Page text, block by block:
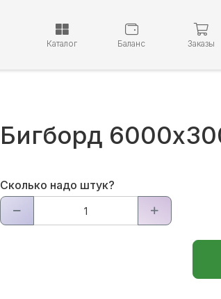
Каталог Баланс Заказы
Бигборд
Сколько надо штук?